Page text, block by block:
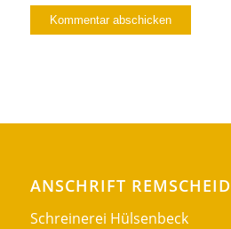
ANSCHRIFT REMSCHEID
Schreinerei Hülsenbeck